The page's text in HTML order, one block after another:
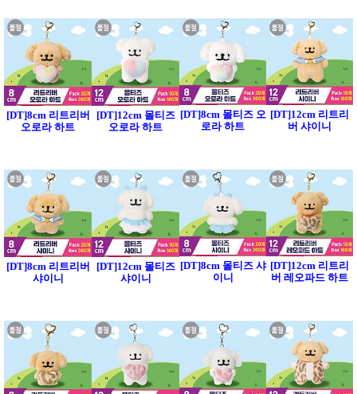
[DT]8cm 리트리버
오로라 하트
[DT]12cm 몰티즈
오로라 하트
[DT]8cm 몰티즈 오
로라 하트
[DT]12cm 리트리
버 샤이니
[DT]8cm 리트리버
샤이니
[DT]12cm 몰티즈
샤이니
[DT]8cm 몰티즈 샤
이니
[DT]12cm 리트리
버 레오파드 하트